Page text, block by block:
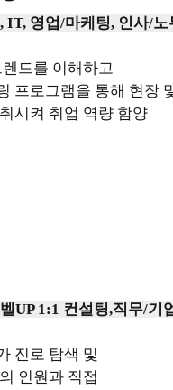
IT, 영업/마케팅, 인사/노
드를 이해하고
프로그램을 통해 현장
시켜 취업 역량 함양
UP 1:1 컨설팅,직무/기
진로 탐색 및
인원과 직접